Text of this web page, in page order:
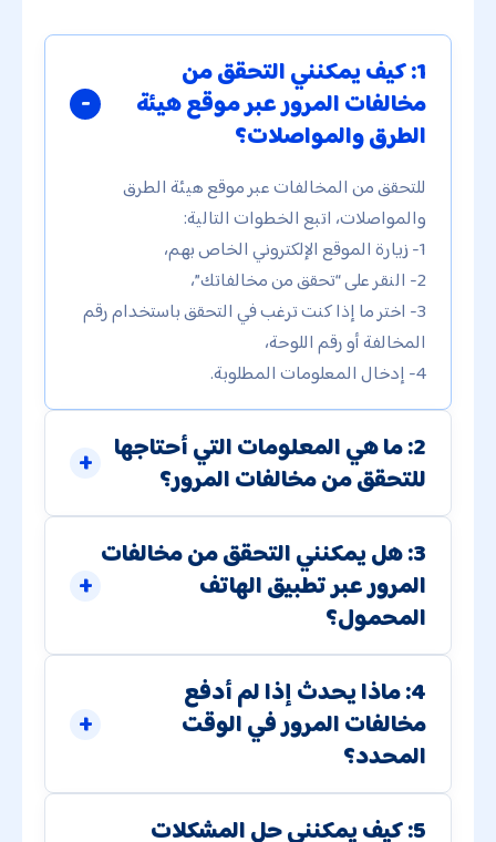
1: كيف يمكنني التحقق من
مخالفات المرور عبر موقع هيئة
الطرق والمواصلات؟
للتحقق من المخالفات عبر موقع هيئة الطرق
والمواصلات، اتبع الخطوات التالية:
1- زيارة الموقع الإلكتروني الخاص بهم،
2- النقر على “تحقق من مخالفاتك”،
3- اختر ما إذا كنت ترغب في التحقق باستخدام رقم
المخالفة أو رقم اللوحة،
4- إدخال المعلومات المطلوبة.
2: ما هي المعلومات التي أحتاجها
للتحقق من مخالفات المرور؟
3: هل يمكنني التحقق من مخالفات
المرور عبر تطبيق الهاتف
المحمول؟
4: ماذا يحدث إذا لم أدفع
مخالفات المرور في الوقت
المحدد؟
5: كيف يمكنني حل المشكلات